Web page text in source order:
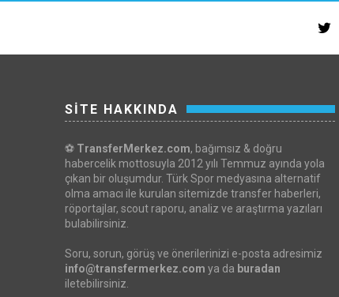
SİTE HAKKINDA
⚽ TransferMerkez.com, bağımsız & doğru
habercelik mottosuyla 2012 yılı Temmuz ayında yola
çıkan bir oluşumdur. Türk Spor medyasına alternatif
olma amacı ile kurulan sitemizde transfer haberleri,
röportajlar, scout raporu, analiz ve araştırma yazıları
bulabilirsiniz.
Soru, sorun, görüş ve önerilerinizi e-posta adresimiz
info@transfermerkez.com ya da buradan
iletebilirsiniz.